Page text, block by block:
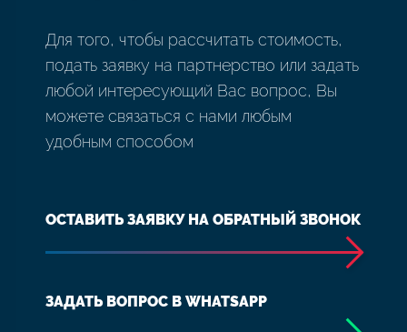
Для того, чтобы рассчитать стоимость,
подать заявку на партнерство или задать
любой интересующий Вас вопрос, Вы
можете связаться с нами любым
удобным способом
ОСТАВИТЬ ЗАЯВКУ НА ОБРАТНЫЙ ЗВОНОК
ЗАДАТЬ ВОПРОС В WHATSAPP